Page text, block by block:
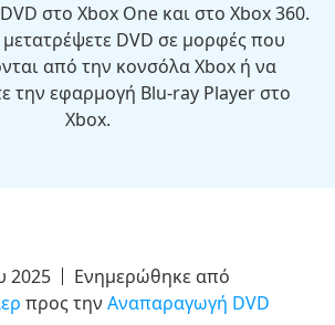
στο Xbox One και στο Xbox 360.
DVD σε μορφές που
από την κονσόλα Xbox ή να
την εφαρμογή Blu-ray Player στο
Xbox.
2025
Ενημερώθηκε από
προς την Αναπαραγωγή DVD